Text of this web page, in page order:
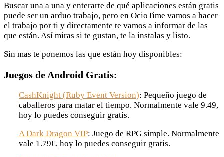
Buscar una a una y enterarte de qué aplicaciones están gratis
puede ser un arduo trabajo, pero en OcioTime vamos a hacer
el trabajo por ti y directamente te vamos a informar de las
que están. Así miras si te gustan, te la instalas y listo.
Sin mas te ponemos las que están hoy disponibles:
Juegos de Android Gratis:
CashKnight (Ruby Event Version): Pequeño juego de
caballeros para matar el tiempo. Normalmente vale 9.49,
hoy lo puedes conseguir gratis.
A Dark Dragon VIP: Juego de RPG simple. Normalmente
vale 1.79€, hoy lo puedes conseguir gratis.